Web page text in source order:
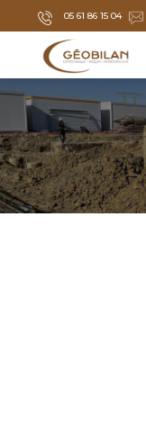
05 61 86 15 04